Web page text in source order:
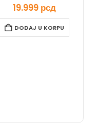
0 out of 5
19.999 рсд
DODAJ U KORPU